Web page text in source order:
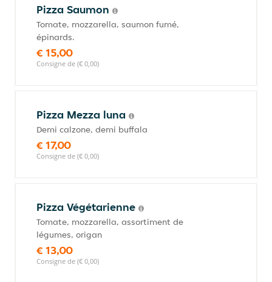
Pizza Saumon
Tomate, mozzarella, saumon fumé,
épinards.
€ 15,00
Consigne de (€ 0,00)
Pizza Mezza luna
Demi calzone, demi buffala
€ 17,00
Consigne de (€ 0,00)
Pizza Végétarienne
Tomate, mozzarella, assortiment de
légumes, origan
€ 13,00
Consigne de (€ 0,00)